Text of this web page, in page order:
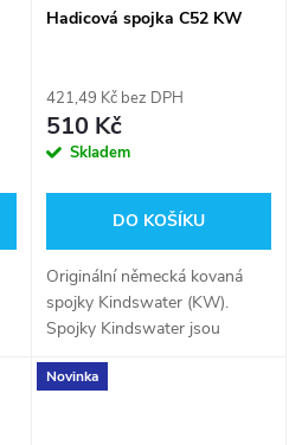
Hadicová spojka C52 KW
421,49 Kč bez DPH
510 Kč
Skladem
DO KOŠÍKU
Originální německá kovaná
spojky Kindswater (KW).
Spojky Kindswater jsou
jako spojky AWG. Opracování
Novinka